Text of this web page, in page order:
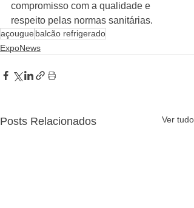
compromisso com a qualidade e
respeito pelas normas sanitárias.
açougue balcão refrigerado
ExpoNews
Posts Relacionados Ver tudo